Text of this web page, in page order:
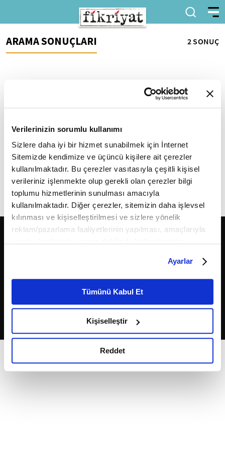
Verilerinizin sorumlu kullanımı
Sizlere daha iyi bir hizmet sunabilmek için İnternet
Sitemizde kendimize ve üçüncü kişilere ait çerezler
kullanılmaktadır. Bu çerezler vasıtasıyla çeşitli kişisel
verileriniz işlenmekte olup gerekli olan çerezler bilgi
toplumu hizmetlerinin sunulması amacıyla
kullanılmaktadır. Diğer çerezler, sitemizin daha işlevsel
kılınması ve kişiselleştirilmesi ve sizlere yönelik
reklam/pazarlama faaliyetlerinin yapılması, amaçlarıyla
belirleyebilirsiniz. Çerezlere ilişkin detaylı bilgi için
Ayarlar butonuna tıklayabilir,Çerez Bilgilendirme
Metnimizi ziyaret edebilirsiniz.
6698 sayılı Kişisel Verilerin Korunması Kanunu uyarınca
okumak ve sitemizi ziyaretiniz kapsamında
gerçekleştirilen veri işleme faaliyetleri ile ilgili daha
detaylı bilgi almak için lütfentıklayınız.
Ayarlar
Tümünü Kabul Et
Kişiselleştir
Reddet
ARAMA SONUÇLARI 2 SONUÇ
İslam, Abbasi uydurması
mı?
Diyanet İşleri Eski Başkanı Ali
Bardakoğlu, bazı
konuşmalarında ve yazılarında
İslami kurumların Abbasilerin
eseri olduğunu...
Alkollü içkiler ve vahşi
cinayet
Önce geçen hafta vuku bulan
vahşeti medyadan takip
ilçesinde bir eğlence
mekânında müzisyenlik...
. Tüm hakları saklıdır.